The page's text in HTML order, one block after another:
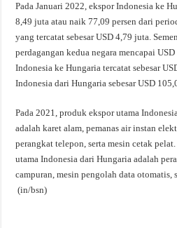
Pada Januari 2022, ekspor Indonesia ke
8,49 juta atau naik 77,09 persen dari
yang tercatat sebesar USD 4,79 juta.
perdagangan kedua negara mencapai
Indonesia ke Hungaria tercatat sebesar
Indonesia dari Hungaria sebesar USD
Pada 2021, produk ekspor utama
adalah karet alam, pemanas air instan
perangkat telepon, serta mesin cetak
utama Indonesia dari Hungaria adalah
campuran, mesin pengolah data otomatis,
(in/bsn)